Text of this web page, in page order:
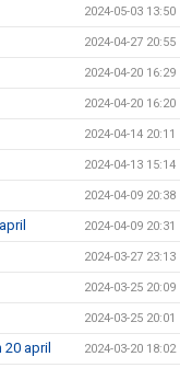
2024-05-03 13:50
2024-04-27 20:55
2024-04-20 16:29
2024-04-20 16:20
2024-04-14 20:11
2024-04-13 15:14
2024-04-09 20:38
2024-04-09 20:31
2024-03-27 23:13
2024-03-25 20:09
2024-03-25 20:01
april 2024-03-20 18:02